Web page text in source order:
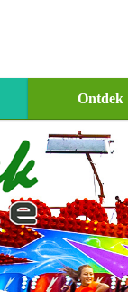
Ontdek